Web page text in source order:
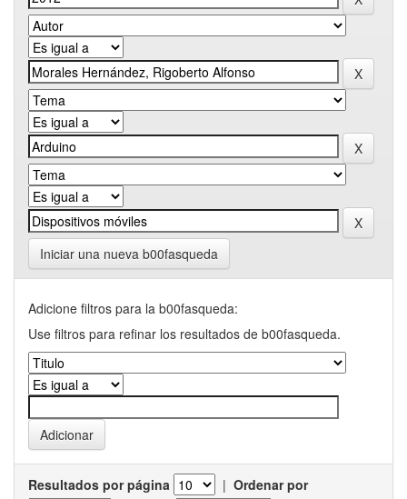
Iniciar una nueva b00fasqueda
Adicione filtros para la b00fasqueda:
Use filtros para refinar los resultados de b00fasqueda.
Resultados por página | Ordenar por